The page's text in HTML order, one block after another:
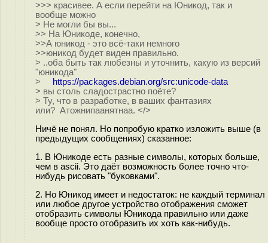
>>> красивее. А если перейти на Юникод, так и
вообще можно
> Не могли бы вы...
>> На Юникоде, конечно,
>>А юникод - это всё-таки немного
>>юникод будет виден правильно.
> ..оба быть так любезны и уточнить, какую из версий
"юникода"
>
https://packages.debian.org/src:unicode-data
> вы столь сладострастно поёте?
> Ту, что в разработке, в ваших фантазиях
или? Атожнипаанятнаа. </>
Ничё не понял. Но попробую кратко изложить выше (в
предыдущих сообщениях) сказанное:
1. В Юникоде есть разные символы, которых больше,
чем в ascii. Это даёт возможность более точно что-
нибудь рисовать "буковками".
2. Но Юникод имеет и недостаток: не каждый терминал
или любое другое устройство отображения сможет
отобразить символы Юникода правильно или даже
вообще просто отобразить их хоть как-нибудь.